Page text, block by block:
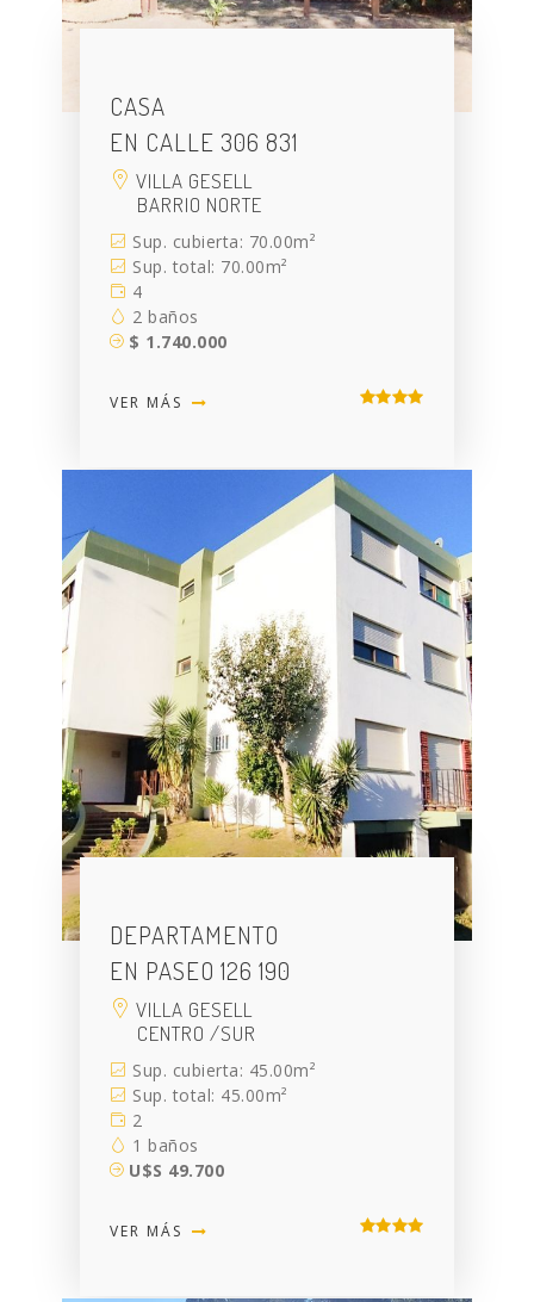
CASA
EN CALLE 306 831
VILLA GESELL
BARRIO NORTE
Sup. cubierta: 70.00m²
Sup. total: 70.00m²
4
2 baños
$ 1.740.000
VER MÁS
DEPARTAMENTO
EN PASEO 126 190
VILLA GESELL
CENTRO /SUR
Sup. cubierta: 45.00m²
Sup. total: 45.00m²
2
1 baños
U$S 49.700
VER MÁS